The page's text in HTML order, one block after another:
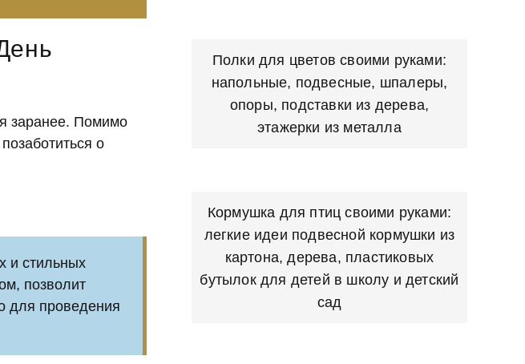
заранее. Помимо
о
и стильных
позволит
для проведения
Полки для цветов своими руками:
напольные, подвесные, шпалеры,
опоры, подставки из дерева,
этажерки из металла
Кормушка для птиц своими руками:
легкие идеи подвесной кормушки из
картона, дерева, пластиковых
бутылок для детей в школу и детский
сад